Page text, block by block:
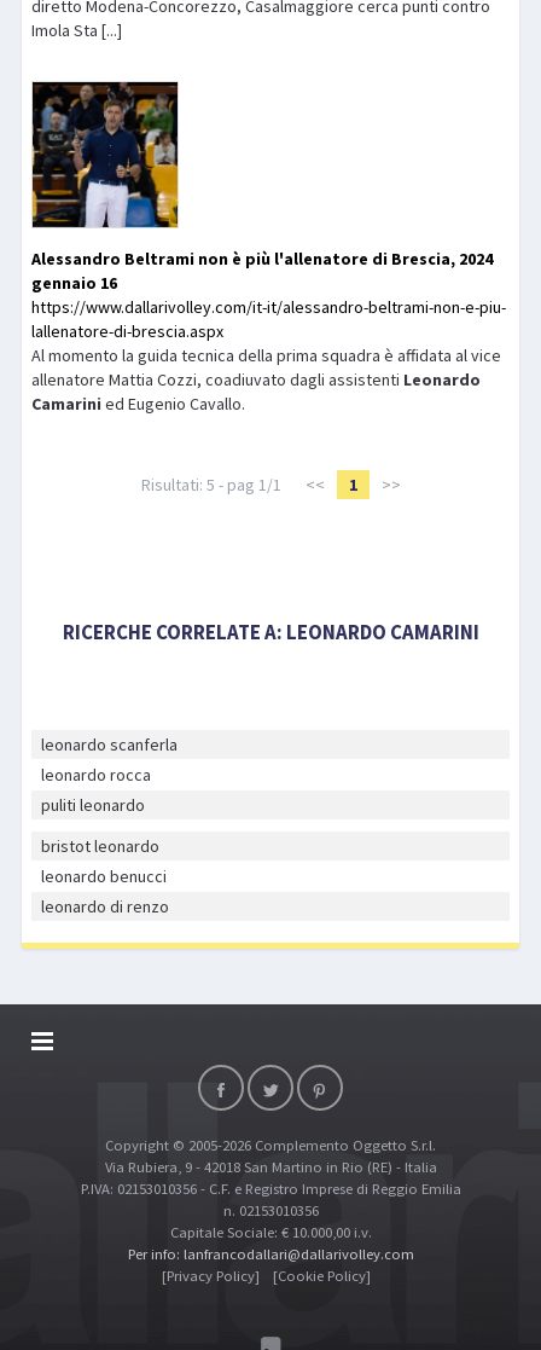
diretto Modena-Concorezzo, Casalmaggiore cerca punti contro
Imola Sta [...]
Alessandro Beltrami non è più l'allenatore di Brescia, 2024
gennaio 16
https://www.dallarivolley.com/it-it/alessandro-beltrami-non-e-piu-
lallenatore-di-brescia.aspx
Al momento la guida tecnica della prima squadra è affidata al vice
allenatore Mattia Cozzi, coadiuvato dagli assistenti Leonardo
Camarini ed Eugenio Cavallo.
Risultati: 5 - pag 1/1 << 1 >>
RICERCHE CORRELATE A: LEONARDO CAMARINI
leonardo scanferla
leonardo rocca
puliti leonardo
bristot leonardo
leonardo benucci
leonardo di renzo
DALLARIVOLLEY SOSTIENE
TOP RICERCHE
SITE MAP
Copyright © 2005-2026 Complemento Oggetto S.r.l.
Via Rubiera, 9 - 42018 San Martino in Rio (RE) - Italia
P.IVA: 02153010356 - C.F. e Registro Imprese di Reggio Emilia
n. 02153010356
Capitale Sociale: € 10.000,00 i.v.
Per info: lanfrancodallari@dallarivolley.com
[Privacy Policy]
[Cookie Policy]